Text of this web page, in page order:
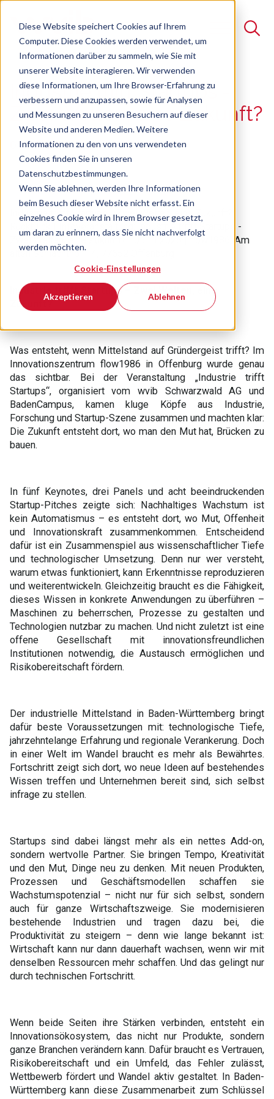
Diese Website speichert Cookies auf Ihrem
Computer. Diese Cookies werden verwendet, um
Informationen darüber zu sammeln, wie Sie mit
unserer Website interagieren. Wir verwenden
diese Informationen, um Ihre Browser-Erfahrung zu
verbessern und anzupassen, sowie für Analysen
und Messungen zu unseren Besuchern auf dieser
Website und anderen Medien. Weitere
Informationen zu den von uns verwendeten
Cookies finden Sie in unseren
Datenschutzbestimmungen.
Wenn Sie ablehnen, werden Ihre Informationen
beim Besuch dieser Website nicht erfasst. Ein
einzelnes Cookie wird in Ihrem Browser gesetzt,
um daran zu erinnern, dass Sie nicht nachverfolgt
werden möchten.
Cookie-Einstellungen
Akzeptieren Ablehnen
Suche
Es gibt keine Vorschläge, da das Suchfeld leer ist.
Industrie trifft Startups -
Zwei Welten, eine Zukunft?
05.11.2025
Industrie trifft Startups - Zwei Welten, eine Zukunft?
Rückblick | Infoveranstaltung
: Industrie trifft Startups -
Zwei Welten, eine Zukunft? | 05.11.2025 | flow1986, Am
alten Schlachthof 14, 77652 Offenburg
Industrie trifft Startups – Zwei Welten, eine
Zukunft?
Was entsteht, wenn Mittelstand auf Gründergeist trifft? Im
Innovationszentrum flow1986 in Offenburg wurde genau
das sichtbar. Bei der Veranstaltung „Industrie trifft
Startups“, organisiert vom wvib Schwarzwald AG und
BadenCampus, kamen kluge Köpfe aus Industrie,
Forschung und Startup-Szene zusammen und machten klar:
Die Zukunft entsteht dort, wo man den Mut hat, Brücken zu
bauen.
In fünf Keynotes, drei Panels und acht beeindruckenden
Startup-Pitches zeigte sich: Nachhaltiges Wachstum ist
kein Automatismus – es entsteht dort, wo Mut, Offenheit
und Innovationskraft zusammenkommen. Entscheidend
dafür ist ein Zusammenspiel aus wissenschaftlicher Tiefe
und technologischer Umsetzung. Denn nur wer versteht,
warum etwas funktioniert, kann Erkenntnisse reproduzieren
und weiterentwickeln. Gleichzeitig braucht es die Fähigkeit,
dieses Wissen in konkrete Anwendungen zu überführen –
Maschinen zu beherrschen, Prozesse zu gestalten und
Technologien nutzbar zu machen. Und nicht zuletzt ist eine
offene Gesellschaft mit innovationsfreundlichen
Institutionen notwendig, die Austausch ermöglichen und
Risikobereitschaft fördern.
Der industrielle Mittelstand in Baden-Württemberg bringt
dafür beste Voraussetzungen mit: technologische Tiefe,
jahrzehntelange Erfahrung und regionale Verankerung. Doch
in einer Welt im Wandel braucht es mehr als Bewährtes.
Fortschritt zeigt sich dort, wo neue Ideen auf bestehendes
Wissen treffen und Unternehmen bereit sind, sich selbst
infrage zu stellen.
Startups sind dabei längst mehr als ein nettes Add-on,
sondern wertvolle Partner. Sie bringen Tempo, Kreativität
und den Mut, Dinge neu zu denken. Mit neuen Produkten,
Prozessen und Geschäftsmodellen schaffen sie
Wachstumspotenzial – nicht nur für sich selbst, sondern
auch für ganze Wirtschaftszweige. Sie modernisieren
bestehende Industrien und tragen dazu bei, die
Produktivität zu steigern – denn wie lange bekannt ist:
Wirtschaft kann nur dann dauerhaft wachsen, wenn wir mit
denselben Ressourcen mehr schaffen. Und das gelingt nur
durch technischen Fortschritt.
Wenn beide Seiten ihre Stärken verbinden, entsteht ein
Innovationsökosystem, das nicht nur Produkte, sondern
ganze Branchen verändern kann. Dafür braucht es Vertrauen,
Risikobereitschaft und ein Umfeld, das Fehler zulässt,
Wettbewerb fördert und Wandel aktiv gestaltet. In Baden-
Württemberg kann diese Zusammenarbeit zum Schlüssel